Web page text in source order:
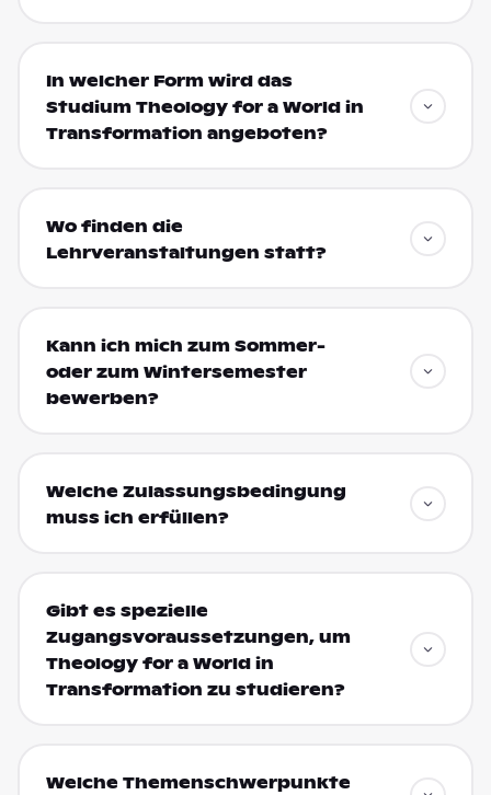
In welcher Form wird das
Studium Theology for a World in
Transformation angeboten?
Wo finden die
Lehrveranstaltungen statt?
Kann ich mich zum Sommer-
oder zum Wintersemester
bewerben?
Welche Zulassungsbedingung
muss ich erfüllen?
Gibt es spezielle
Zugangsvoraussetzungen, um
Theology for a World in
Transformation zu studieren?
Welche Themenschwerpunkte